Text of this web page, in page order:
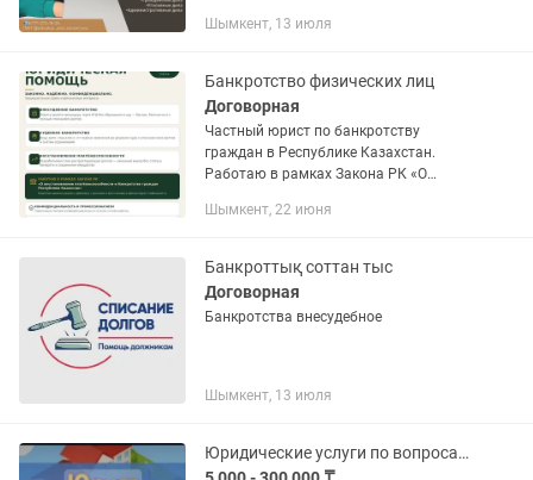
апелляциялық шағымдайындау сотта
Шымкент, 13 июля
Банкротство физических лиц
Договорная
Частный юрист по банкротству
граждан в Республике Казахстан.
Работаю в рамках Закона РК «О
банкротстве граждан». Помогу в трёх
—...
Шымкент, 22 июня
Банкроттық соттан тыс
Договорная
Банкротства внесудебное
Шымкент, 13 июля
Юридические услуги по вопросам, связанным с земельными правоотношениями.